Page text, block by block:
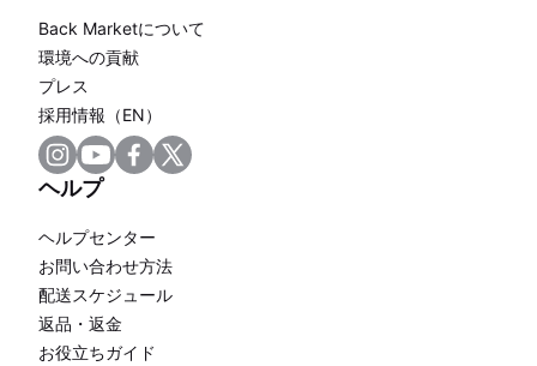
Back Marketについて
環境への貢献
プレス
採用情報（EN）
ヘルプ
ヘルプセンター
お問い合わせ方法
配送スケジュール
返品・返金
お役立ちガイド